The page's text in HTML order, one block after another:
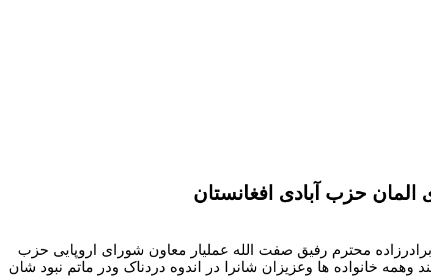
حزب آبادی افغانستان
محترم رفیق صفت الله عملیار معاون شورای اروپایی حزب
وهمه خانواده ها وعزیزان شانرا در اندوه دردناک ودر ماتم نبود شان